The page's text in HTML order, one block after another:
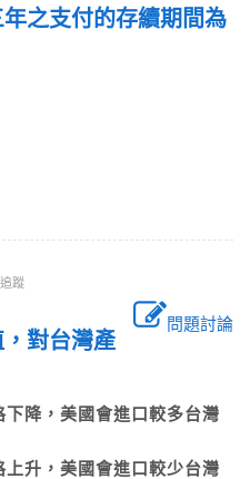
之支付的存續期間為
蹤
問題討論
對台灣產
降，美國會進口較多台灣
升，美國會進口較少台灣